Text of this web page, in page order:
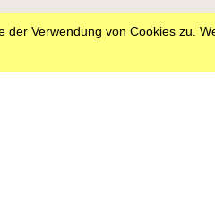
Verwendung von Cookies zu.